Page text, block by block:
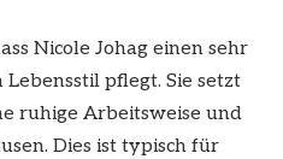
Nicole Johag einen sehr
pflegt. Sie setzt
ruhige Arbeitsweise und
Dies ist typisch für